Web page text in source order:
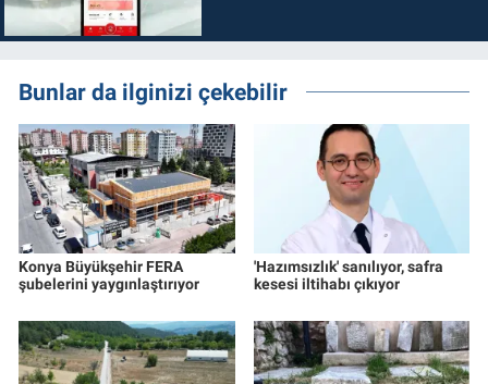
Bunlar da ilginizi çekebilir
Konya Büyükşehir FERA
şubelerini yaygınlaştırıyor
'Hazımsızlık' sanılıyor, safra
kesesi iltihabı çıkıyor